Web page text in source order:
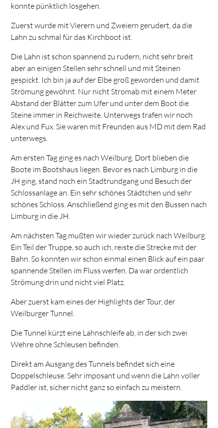
konnte pünktlich losgehen.
Zuerst wurde mit Vierern und Zweiern gerudert, da die
Lahn zu schmal für das Kirchboot ist.
Die Lahn ist schon spannend zu rudern, nicht sehr breit
aber an einigen Stellen sehr schnell und mit Steinen
gespickt. Ich bin ja auf der Elbe groß geworden und damit
Strömung gewöhnt. Nur nicht Stromab mit einem Meter
Abstand der Blätter zum Ufer und unter dem Boot die
Steine immer in Reichweite. Unterwegs trafen wir noch
Alex und Fux. Sie waren mit Freunden aus MD mit dem Rad
unterwegs.
Am ersten Tag ging es nach Weilburg. Dort blieben die
Boote im Bootshaus liegen. Bevor es nach Limburg in die
JH ging, stand noch ein Stadtrundgang und Besuch der
Schlossanlage an. Ein sehr schönes Städtchen und sehr
schönes Schloss. Anschließend ging es mit den Bussen nach
Limburg in die JH.
Am nächsten Tag mußten wir wieder zurück nach Weilburg.
Ein Teil der Truppe, so auch ich, reiste die Strecke mit der
Bahn. So konnten wir schon einmal einen Blick auf ein paar
spannende Stellen im Fluss werfen. Da war ordentlich
Strömung drin und nicht viel Platz.
Aber zuerst kam eines der Highlights der Tour, der
Weilburger Tunnel.
Die Tunnel kürzt eine Lahnschleife ab, in der sich zwei
Wehre ohne Schleusen befinden.
Direkt am Ausgang des Tunnels befindet sich eine
Doppelschleuse. Sehr imposant und wenn die Lahn voller
Paddler ist, sicher nicht ganz so einfach zu meistern.